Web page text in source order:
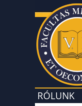
RÓLUNK